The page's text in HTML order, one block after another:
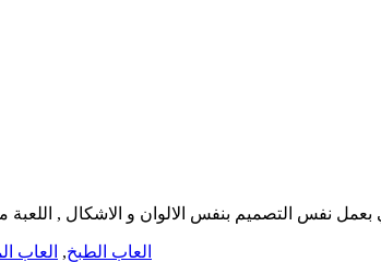
نفس التصميم بنفس الالوان و الاشكال , اللعبة
العاب الطبخ, العاب